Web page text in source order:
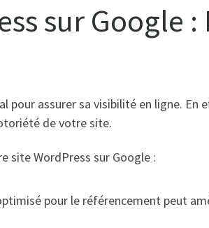
sur Google :
pour assurer sa visibilité en ligne.
de votre site.
site WordPress sur Google :
pour le référencement peut